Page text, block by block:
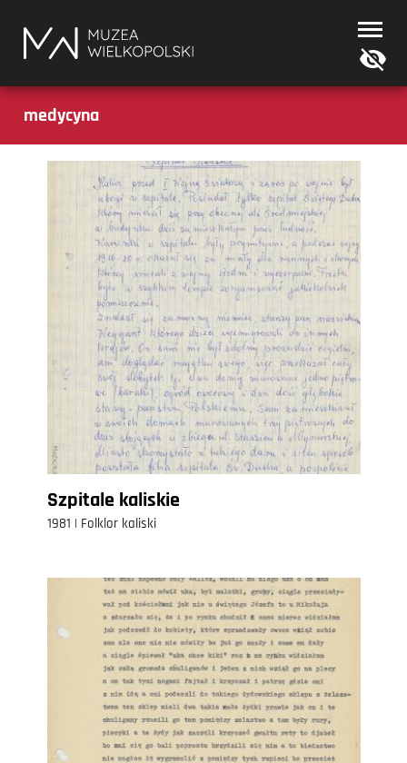
Muzea
Wielkopolski
medycyna
Szpitale kaliskie
1981 | Folklor kaliski